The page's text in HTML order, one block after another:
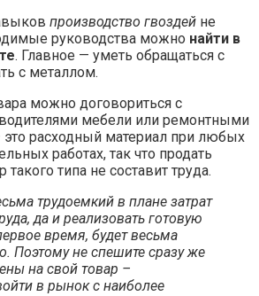
производство гвоздей не
руководства можно найти в
. Главное — уметь обращаться с
с металлом.
можно договориться с
мебели или ремонтными
расходный материал при любых
работах, так что продать
типа не составит труда.
трудоемкий в плане затрат
да и реализовать готовую
время, будет весьма
Поэтому не спешите сразу же
на свой товар –
в рынок с наиболее